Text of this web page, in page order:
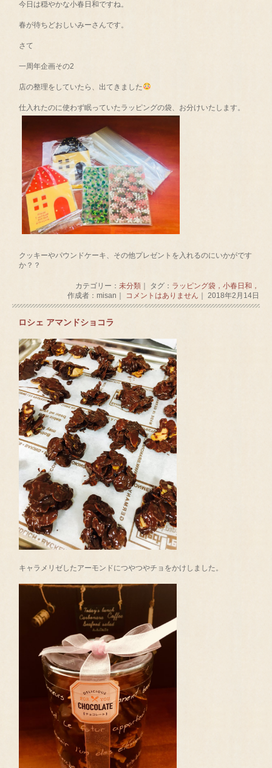
今日は穏やかな小春日和ですね。
春が待ちどおしいみーさんです。
さて
一周年企画その2
店の整理をしていたら、出てきました
仕入れたのに使わず眠っていたラッピングの袋、お分けいたします。
クッキーやパウンドケーキ、その他プレゼントを入れるのにいかがです
か？？
カテゴリー： 未分類｜ タグ： ラッピング袋，小春日和，
作成者：misan｜ コメントはありません ｜ 2018年2月14日
ロシェ アマンドショコラ
キャラメリゼしたアーモンドにつやつやチョをかけしました。